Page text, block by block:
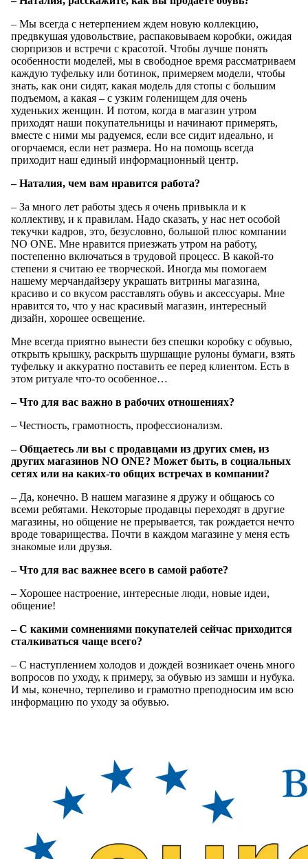
– Мы всегда с нетерпением ждем новую коллекцию,
предвкушая удовольствие, распаковываем коробки, ожидая
сюрпризов и встречи с красотой. Чтобы лучше понять
особенности моделей, мы в свободное время рассматриваем
каждую туфельку или ботинок, примеряем модели, чтобы
знать, как они сидят, какая модель для стопы с большим
подъемом, а какая – с узким голенищем для очень
худеньких женщин. И потом, когда в магазин утром
приходят наши покупательницы и начинают примерять,
вместе с ними мы радуемся, если все сидит идеально, и
огорчаемся, если нет размера. Но на помощь всегда
приходит наш единый информационный центр.
– Наталия, чем вам нравится работа?
– За много лет работы здесь я очень привыкла и к
коллективу, и к правилам. Надо сказать, у нас нет особой
текучки кадров, это, безусловно, большой плюс компании
NO ONE. Мне нравится приезжать утром на работу,
постепенно включаться в трудовой процесс. В какой-то
степени я считаю ее творческой. Иногда мы помогаем
нашему мерчандайзеру украшать витрины магазина,
красиво и со вкусом расставлять обувь и аксессуары. Мне
нравится то, что у нас красивый магазин, интересный
дизайн, хорошее освещение.
Мне всегда приятно вынести без спешки коробку с обувью,
открыть крышку, раскрыть шуршащие рулоны бумаги, взять
туфельку и аккуратно поставить ее перед клиентом. Есть в
этом ритуале что-то особенное…
– Что для вас важно в рабочих отношениях?
– Честность, грамотность, профессионализм.
– Общаетесь ли вы с продавцами из других смен, из
других магазинов NO ONE? Может быть, в социальных
сетях или на каких-то общих встречах в компании?
– Да, конечно. В нашем магазине я дружу и общаюсь со
всеми ребятами. Некоторые продавцы переходят в другие
магазины, но общение не прерывается, так рождается нечто
вроде товарищества. Почти в каждом магазине у меня есть
знакомые или друзья.
– Что для вас важнее всего в самой работе?
– Хорошее настроение, интересные люди, новые идеи,
общение!
– С какими сомнениями покупателей сейчас приходится
сталкиваться чаще всего?
– С наступлением холодов и дождей возникает очень много
вопросов по уходу, к примеру, за обувью из замши и нубука.
И мы, конечно, терпеливо и грамотно преподносим им всю
информацию по уходу за обувью.